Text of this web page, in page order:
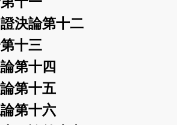
決論第十二
十三
第十四
第十五
第十六